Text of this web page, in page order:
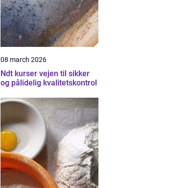
08 march 2026
Ndt kurser vejen til sikker
og pålidelig kvalitetskontrol